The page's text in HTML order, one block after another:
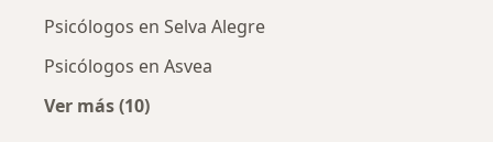
Psicólogos en Selva Alegre
Psicólogos en Asvea
Ver más (10)